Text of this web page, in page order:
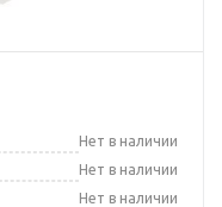
Нет в наличии
Нет в наличии
Нет в наличии